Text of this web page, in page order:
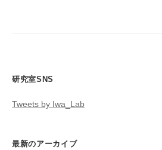
送
研究室SNS
Tweets by Iwa_Lab
最新のアーカイブ